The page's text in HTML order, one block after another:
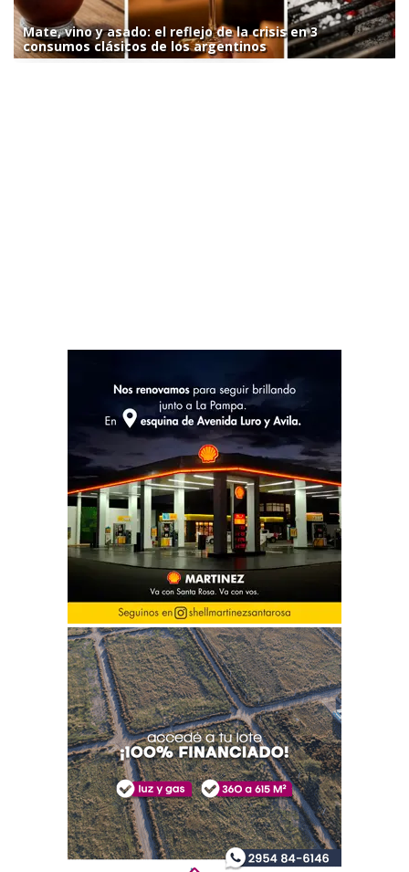
Mate, vino y asado: el reflejo de la crisis en 3
consumos clásicos de los argentinos